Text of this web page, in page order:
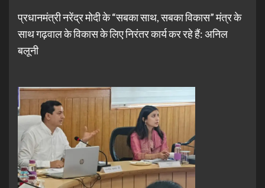
प्रधानमंत्री नरेंद्र मोदी के “सबका साथ, सबका विकास” मंत्र के
साथ गढ़वाल के विकास के लिए निरंतर कार्य कर रहे हैं: अनिल
बलूनी